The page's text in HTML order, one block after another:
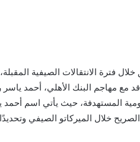
فترة الانتقالات الصيفية
مهاجم البنك الأهلي، أحمد ياسر
المستهدفة، حيث يأتي اسم أحمد
خلال الميركاتو الصيفي